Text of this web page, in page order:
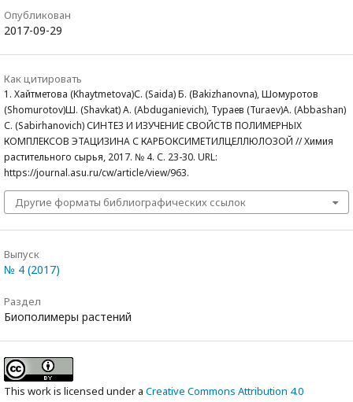
Опубликован
2017-09-29
Как цитировать
1. Хайтметова (Khaytmetova)С. (Saida) Б. (Bakizhanovna), Шомуротов
(Shomurotov)Ш. (Shavkat) А. (Abduganievich), Тураев (Turaev)А. (Abbashan)
С. (Sabirhanovich) СИНТЕЗ И ИЗУЧЕНИЕ СВОЙСТВ ПОЛИМЕРНЫХ
КОМПЛЕКСОВ ЭТАЦИЗИНА С КАРБОКСИМЕТИЛЦЕЛЛЮЛОЗОЙ // Химия
растительного сырья, 2017. № 4. С. 23-30. URL:
https://journal.asu.ru/cw/article/view/963.
Другие форматы библиографических ссылок
Выпуск
№ 4 (2017)
Раздел
Биополимеры растений
This work is licensed under a Creative Commons Attribution 4.0